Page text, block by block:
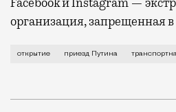
организация, запрещенная
открытие приезд Путина